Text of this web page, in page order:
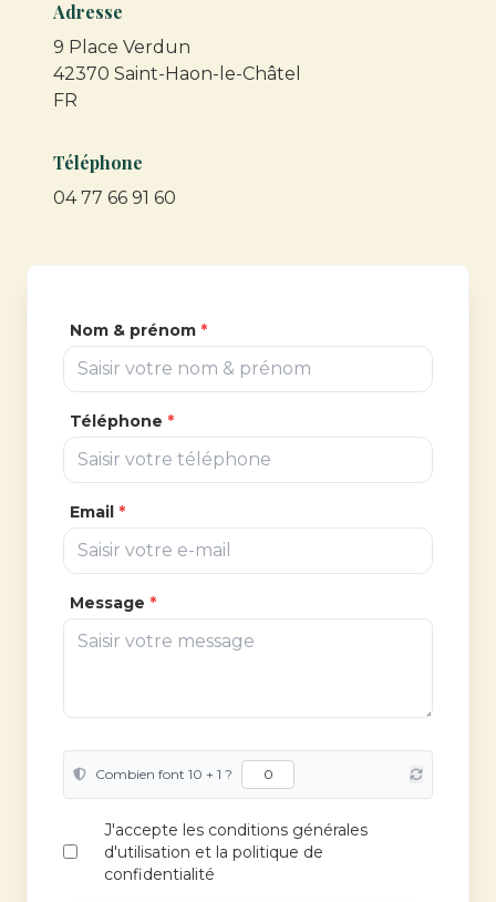
Adresse
9 Place Verdun
42370 Saint-Haon-le-Châtel
FR
Téléphone
04 77 66 91 60
Nom & prénom *
Téléphone *
Email *
Message *
Combien font 10 + 1 ?
J'accepte les conditions générales
d'utilisation et la politique de
confidentialité